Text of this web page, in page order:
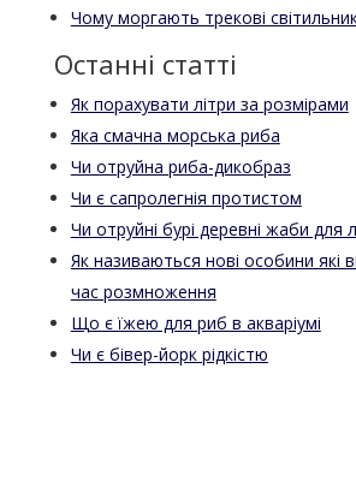
Чому моргають трекові
Останні статті
Як порахувати літри за розмірами
Яка смачна морська риба
Чи отруйна риба-дикобраз
Чи є сапролегнія протистом
Чи отруйні бурі деревні жаби для
Як називаються нові особини які
час розмноження
Що є їжею для риб в акваріумі
Чи є бівер-йорк рідкістю